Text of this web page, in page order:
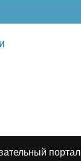
портал